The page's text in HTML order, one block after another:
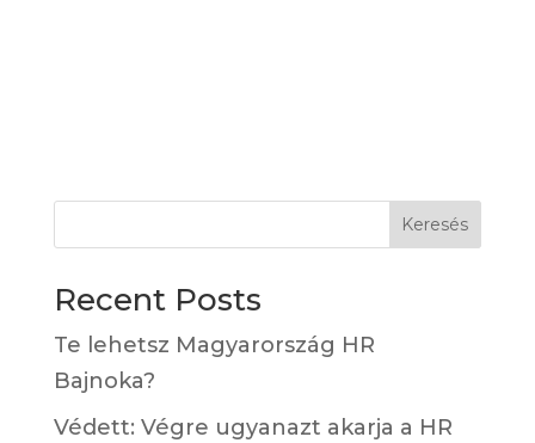
Keresés
Recent Posts
Te lehetsz Magyarország HR
Bajnoka?
Védett: Végre ugyanazt akarja a HR